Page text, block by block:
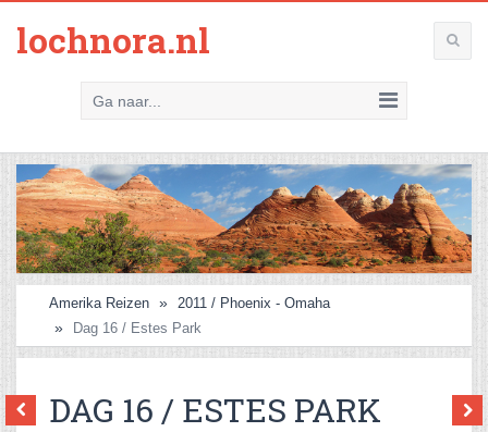
lochnora.nl
Ga naar...
Amerika Reizen
2011 / Phoenix - Omaha
Dag 16 / Estes Park
DAG 16 / ESTES PARK